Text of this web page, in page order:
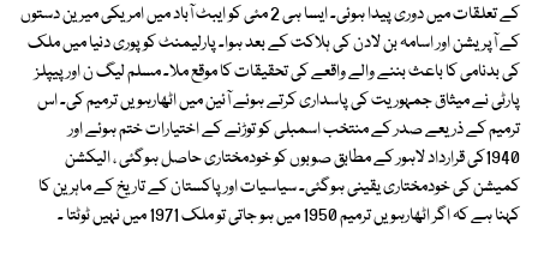
کے تعلقات میں دوری پیدا ہوئی۔ ایسا ہی 2 مئی کو ایبٹ آباد میں امریکی میرین دستوں
کے آپریشن اور اسامہ بن لادن کی ہلاکت کے بعد ہوا۔ پارلیمنٹ کو پوری دنیا میں ملک
کی بدنامی کا باعث بننے والے واقعے کی تحقیقات کا موقع ملا۔ مسلم لیگ ن اور پیپلز
پارٹی نے میثاق جمہوریت کی پاسداری کرتے ہوئے آئین میں اٹھارہویں ترمیم کی۔ اس
ترمیم کے ذریعے صدر کے منتخب اسمبلی کو توڑنے کے اختیارات ختم ہوئے اور
1940کی قرارداد لاہور کے مطابق صوبوں کو خودمختاری حاصل ہوگئی ، الیکشن
کمیشن کی خودمختاری یقینی ہوگئی۔ سیاسیات اور پاکستان کے تاریخ کے ماہرین کا
کہنا ہے کہ اگر اٹھارہویں ترمیم 1950 میں ہو جاتی تو ملک 1971 میں نہیں ٹوٹتا ۔